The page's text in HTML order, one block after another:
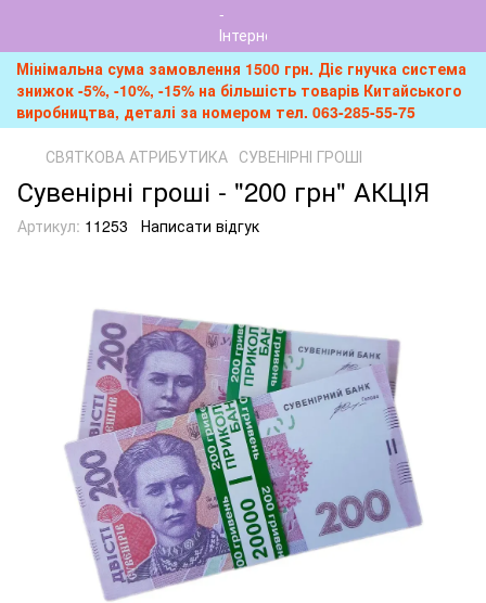
Мінімальна сума замовлення 1500 грн. Діє гнучка система
знижок -5%, -10%, -15% на більшість товарів Китайського
виробництва, деталі за номером тел. 063-285-55-75
СВЯТКОВА АТРИБУТИКА СУВЕНІРНІ ГРОШІ
Сувенірні гроші - "200 грн" АКЦІЯ
Артикул: 11253 Написати відгук